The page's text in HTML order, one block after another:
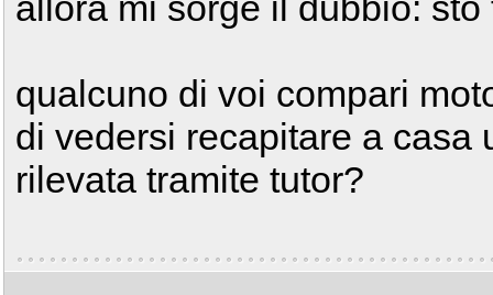
qualcuno di voi compari
di vedersi recapitare a casa
rilevata tramite tutor?